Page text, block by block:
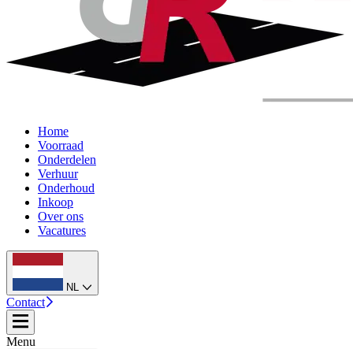
Home
Voorraad
Onderdelen
Verhuur
Onderhoud
Inkoop
Over ons
Vacatures
NL
Contact
Menu